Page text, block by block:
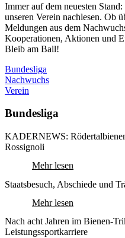
Immer auf dem neuesten
unseren Verein nachlesen. Ob
Meldungen aus dem
Kooperationen, Aktionen und
Bleib am Ball!
Bundesliga
Nachwuchs
Verein
Bundesliga
KADERNEWS:
Rossignoli
Mehr lesen
Staatsbesuch, Abschiede und
Mehr lesen
Nach acht Jahren im Bienen-
Leistungssportkarriere